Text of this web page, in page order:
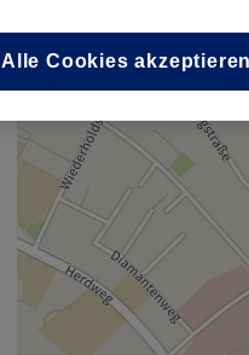
Alle Cookies